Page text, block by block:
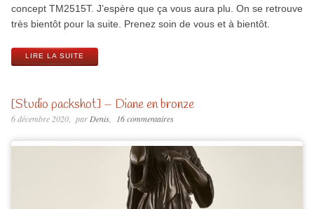
concept TM2515T. J’espère que ça vous aura plu. On se retrouve
très bientôt pour la suite. Prenez soin de vous et à bientôt.
LIRE LA SUITE
[Studio packshot] – Diane en bronze
6 décembre 2020 parDenis 16 commentaires